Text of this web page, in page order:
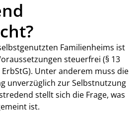
Familienheims ist
steuerfrei (§ 13
Unter anderem muss die
unverzüglich zur Selbstnutzung
stellt sich die Frage, was
ist.